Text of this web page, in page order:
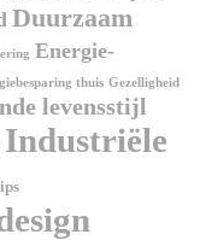
Duurzaam
Energie-
thuis Gezelligheid
levensstijl
Industriële